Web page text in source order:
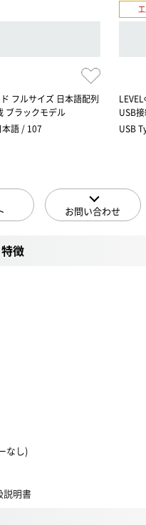
フルサイズ 日本語配列
ブラックモデル
語 / 107
USB
USB
お問い合わせ
徴
なし)
説明書